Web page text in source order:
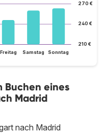
210 €
240 €
270 €
Freitag Samstag Sonntag
Buchen eines
Madrid
nach Madrid